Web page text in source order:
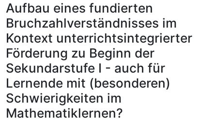
FAQ
Leitlinien
Zurück zur Startseite
Aufbau eines fundierten
Bruchzahlverständnisses im
Kontext unterrichtsintegrierter
Förderung zu Beginn der
Sekundarstufe I - auch für
Lernende mit (besonderen)
Schwierigkeiten im
Mathematiklernen?